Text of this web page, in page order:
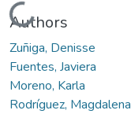
Cargando...
Authors
Zuñiga, Denisse
Fuentes, Javiera
Moreno, Karla
Rodríguez, Magdalena